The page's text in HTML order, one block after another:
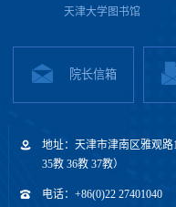
天津大学图书馆
院长信箱
地址：天津市津南区雅观
35教 36教 37教）
电话：+86(0)22 27401040